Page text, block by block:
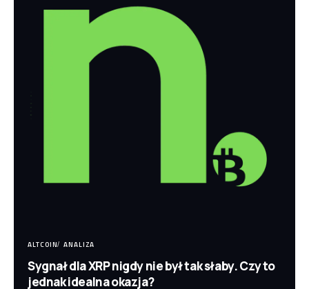
ALTCOIN ANALIZA
Sygnał dla XRP nigdy nie był tak słaby. Czy to
jednak idealna okazja?